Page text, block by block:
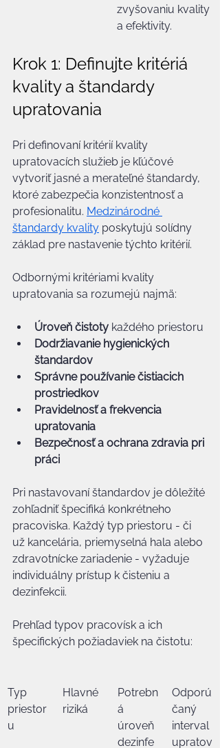
zvyšovaniu kvality
a efektivity.
Krok 1: Definujte kritériá
kvality a štandardy
upratovania
Pri definovaní kritérií kvality
upratovacích služieb je kľúčové
vytvoriť jasné a merateľné štandardy,
ktoré zabezpečia konzistentnosť a
profesionalitu. Medzinárodné
štandardy kvality poskytujú solídny
základ pre nastavenie týchto kritérií.
Odbornými kritériami kvality
upratovania sa rozumejú najmä:
Úroveň čistoty každého priestoru
Dodržiavanie hygienických
štandardov
Správne používanie čistiacich
prostriedkov
Pravidelnosť a frekvencia
upratovania
Bezpečnosť a ochrana zdravia pri
práci
Pri nastavovaní štandardov je dôležité
zohľadniť špecifiká konkrétneho
pracoviska. Každý typ priestoru - či
už kancelária, priemyselná hala alebo
zdravotnícke zariadenie - vyžaduje
individuálny prístup k čisteniu a
dezinfekcii.
Prehľad typov pracovísk a ich
špecifických požiadaviek na čistotu:
Typ
priestor
u
Hlavné
riziká
Potrebn
á
úroveň
dezinfe
Odporú
čaný
interval
upratov